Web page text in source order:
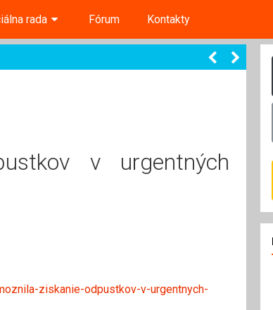
rada Fórum Kontakty
v urgentných
ziskanie-odpustkov-v-urgentnych-